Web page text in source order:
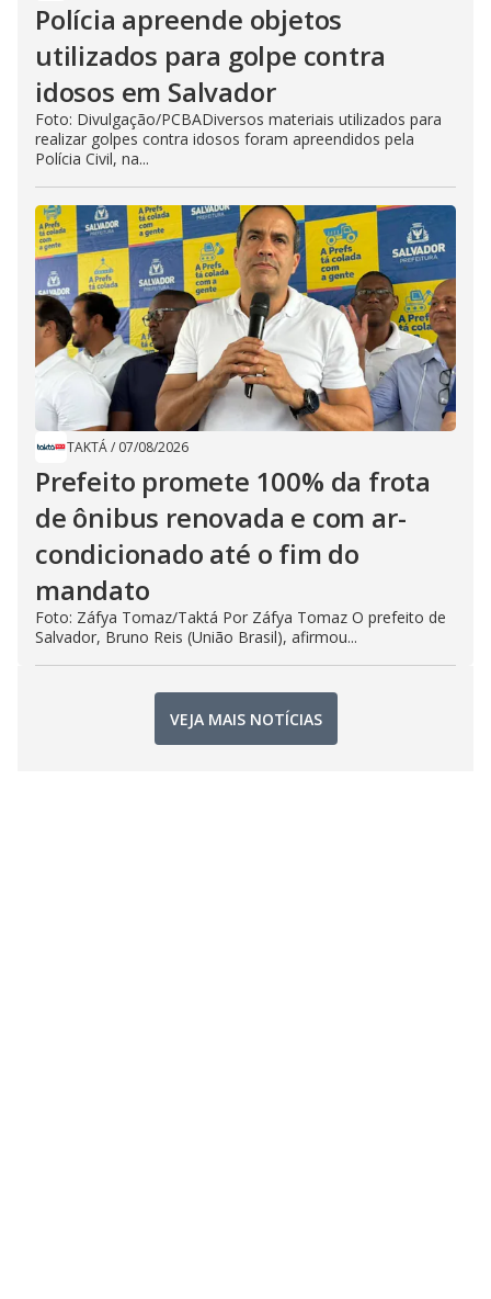
Polícia apreende objetos
utilizados para golpe contra
idosos em Salvador
Foto: Divulgação/PCBADiversos materiais utilizados para
realizar golpes contra idosos foram apreendidos pela
Polícia Civil, na...
TAKTÁ/ 07/08/2026
Prefeito promete 100% da frota
de ônibus renovada e com ar-
condicionado até o fim do
mandato
Foto: Záfya Tomaz/Taktá Por Záfya Tomaz O prefeito de
Salvador, Bruno Reis (União Brasil), afirmou...
VEJA MAIS NOTÍCIAS